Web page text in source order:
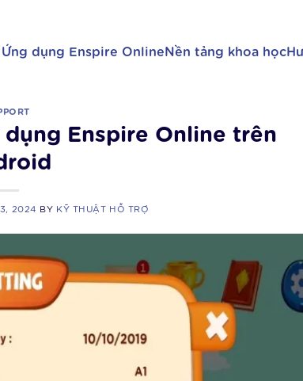
Ứng dụng Enspire Online Nền tảng khoa học
Enspire Online trên
2024 BY KỸ THUẬT HỖ TRỢ